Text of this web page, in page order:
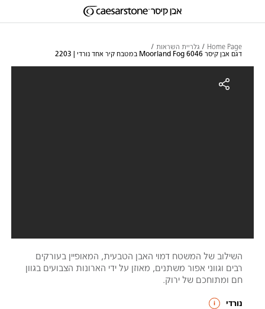
Home Page
גלריית השראות
דגם אבן קיסר 6046 Moorland Fog במטבח קיר אחד נורדי | 2203
דגם אבן קיסר 6046 Moorland Fog במטבח קיר אחד נורדי | 2203
השילוב של המשטח דמוי האבן הטבעית, המאופיין בעורקים
רבים וגווני אפור משתנים, מאוזן על ידי הארונות הצבועים בגוון
חם ומתוחכם של ירוק.
נורדי